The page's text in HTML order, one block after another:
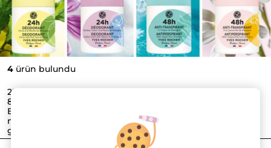
4 ürün bulundu
2'li roll-on alımında 569.90TL ve 3'lü roll-on alımlarında
819.90TL!
Bu kampanya 27 Temmuz - 23 Ağustos tarihleri arasında
mağazalarımız, web sitemiz ve mobil uygulamamızda
geçerlidir. Bu kampanya stoklarla sınırlıdır.